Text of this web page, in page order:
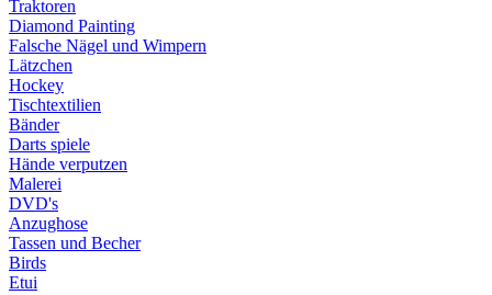
Traktoren
Diamond Painting
Falsche Nägel und Wimpern
Lätzchen
Hockey
Tischtextilien
Bänder
Darts spiele
Hände verputzen
Malerei
DVD's
Anzughose
Tassen und Becher
Birds
Etui